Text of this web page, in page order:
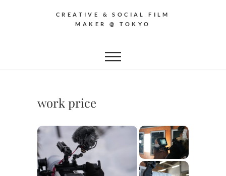
CREATIVE & SOCIAL FILM
MAKER @ TOKYO
work price